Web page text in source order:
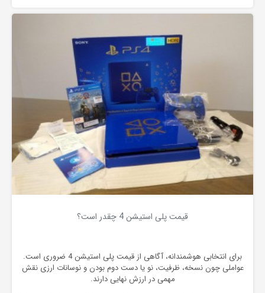
قیمت پلی استیشن 4 چقدر است؟
برای انتخابی هوشمندانه، آگاهی از قیمت پلی استیشن 4 ضروری است.
عواملی چون نسخه، ظرفیت، نو یا دست دوم بودن و نوسانات ارزی نقش
مهمی در ارزش نهایی دارند.